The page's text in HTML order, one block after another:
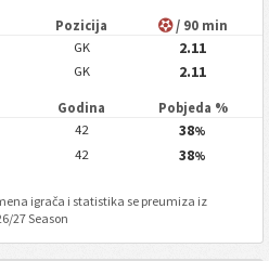
Pozicija / 90 min
GK
2.11
GK 2.11
Godina Pobjeda %
42 38%
42 38%
igrača i statistika se preumiza iz
27 Season